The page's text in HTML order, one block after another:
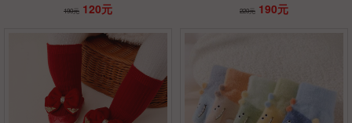
190元 120元 220元 190元